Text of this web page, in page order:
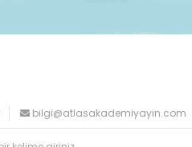
bilgi@atlasakademiyayin.com